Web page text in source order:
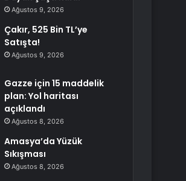
Ağustos 9, 2026
Çakır, 525 Bin TL’ye
Satışta!
Ağustos 9, 2026
Gazze için 15 maddelik
plan: Yol haritası
açıklandı
Ağustos 8, 2026
Amasya’da Yüzük
Sıkışması
Ağustos 8, 2026